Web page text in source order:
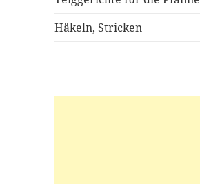
Häkeln, Stricken